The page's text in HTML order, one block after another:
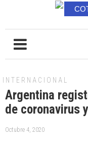
INTERNACIONAL
Argentina
de coronavirus
Octubre 4, 2020